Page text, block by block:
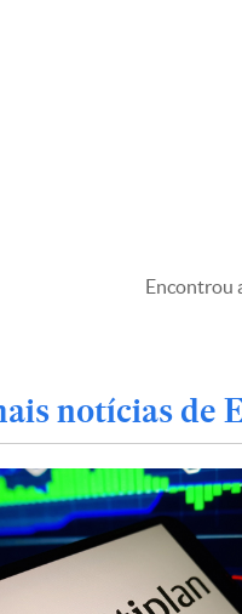
Encontrou
notícias de